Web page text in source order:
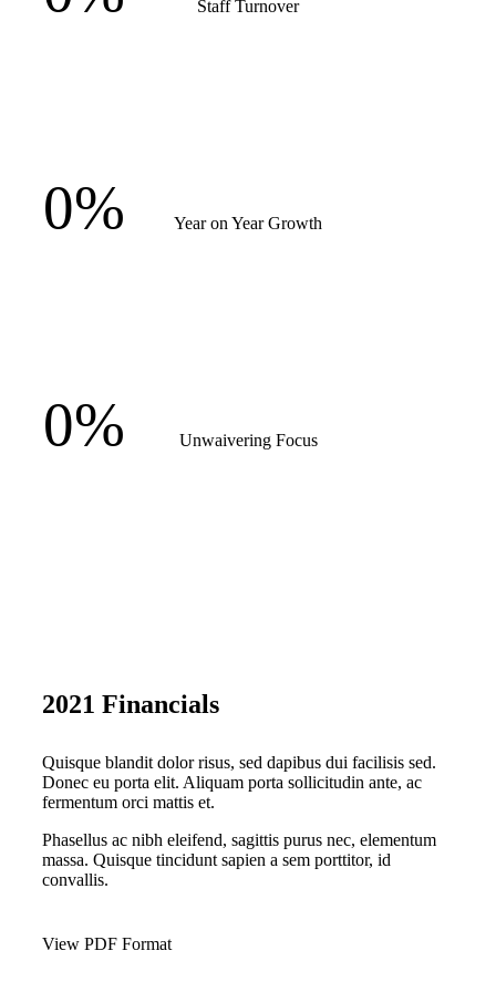
Staff Turnover
0% Year on Year Growth
0% Unwaivering Focus
2021 Financials
Quisque blandit dolor risus, sed dapibus dui facilisis sed.
Donec eu porta elit. Aliquam porta sollicitudin ante, ac
fermentum orci mattis et.
Phasellus ac nibh eleifend, sagittis purus nec, elementum
massa. Quisque tincidunt sapien a sem porttitor, id
convallis.
View PDF Format